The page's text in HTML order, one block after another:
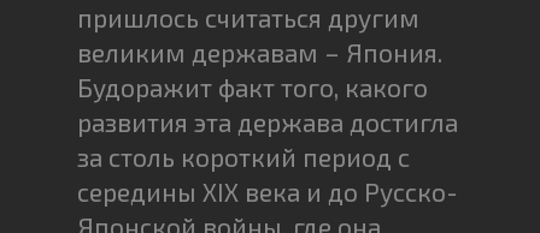
пришлось считаться другим
великим державам – Япония.
Будоражит факт того, какого
развития эта держава достигла
за столь короткий период с
середины XIX века и до Русско-
Японской войны, где она